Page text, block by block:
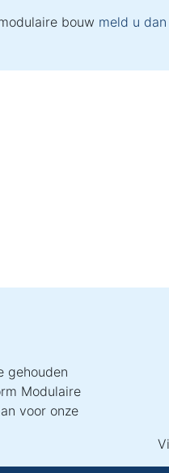
bouw meld u
gehouden
Modulaire
voor onze